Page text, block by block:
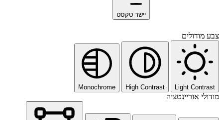
יישר טקסט
צבע מודולים
Light Contrast
High Contrast
Monochrome
מודולי אוריינטציה